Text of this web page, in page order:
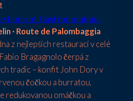
Gastronomique
· Route de Palombaggia
z nejlepších restaurací v celé
Bragagnolo čerpá z
tradic – konfit John Dory v
čočkou a burratou,
redukovanou omáčkou a